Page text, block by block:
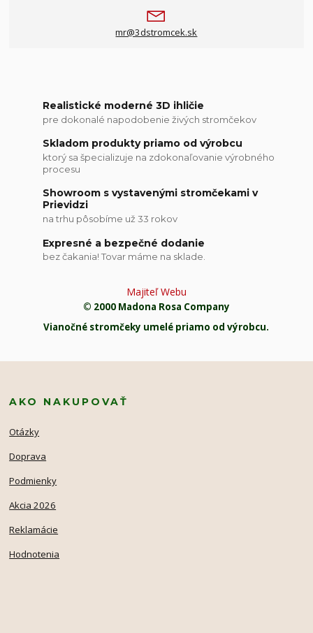
mr@3dstromcek.sk
Realistické moderné 3D ihličie
pre dokonalé napodobenie živých stromčekov
Skladom produkty priamo od výrobcu
ktorý sa špecializuje na zdokonaľovanie výrobného
procesu
Showroom s vystavenými stromčekami v
Prievidzi
na trhu pôsobíme už 33 rokov
Expresné a bezpečné dodanie
bez čakania! Tovar máme na sklade.
Majiteľ Webu
© 2000 Madona Rosa Company
Vianočné stromčeky umelé priamo od výrobcu.
AKO NAKUPOVAŤ
Otázky
Doprava
Podmienky
Akcia 2026
Reklamácie
Hodnotenia